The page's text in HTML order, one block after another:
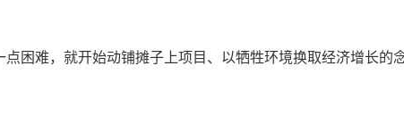
困难，就开始动铺摊子上项目、以牺牲环境换取经济增长的